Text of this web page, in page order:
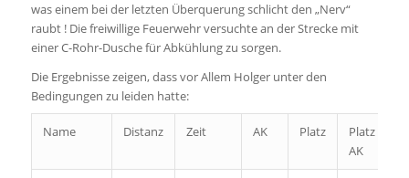
was einem bei der letzten Überquerung schlicht den „Nerv“
raubt ! Die freiwillige Feuerwehr versuchte an der Strecke mit
einer C-Rohr-Dusche für Abkühlung zu sorgen.
Die Ergebnisse zeigen, dass vor Allem Holger unter den
Bedingungen zu leiden hatte:
Name Distanz Zeit AK Platz
Platz
AK